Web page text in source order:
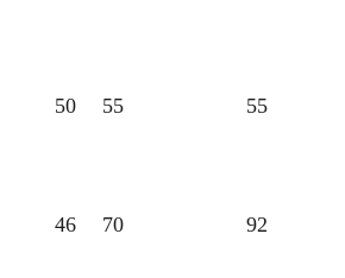
50 55 55
46 70 92